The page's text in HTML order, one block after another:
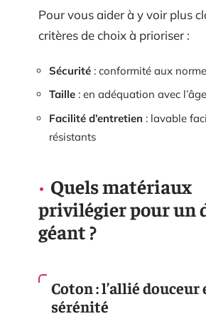
Pour vous aider à y voir plus
critères de choix à prioriser :
Sécurité : conformité aux
Taille : en adéquation avec
Facilité d’entretien : lavable
résistants
Quels matériaux
privilégier pour un
géant ?
Coton : l’allié douceur
sérénité